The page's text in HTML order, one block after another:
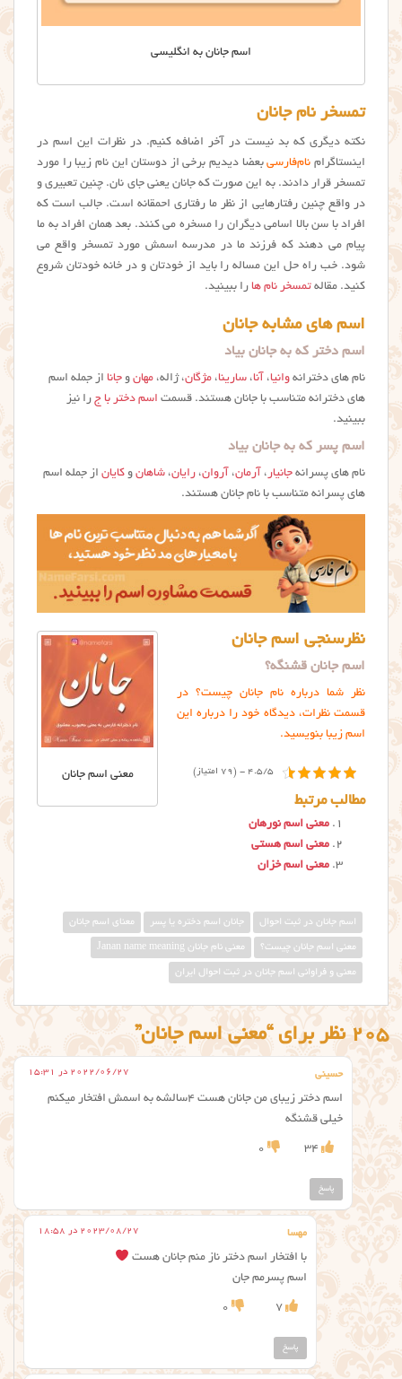
اسم جانان به انگلیسی
تمسخر نام جانان
نکته دیگری که بد نیست در آخر اضافه کنیم. در نظرات این اسم در
اینستاگرام نام‌فارسیبعضا دیدیم برخی از دوستان این نام زیبا را مورد
تمسخر قرار دادند. به این صورت که جانان یعنی جای نان. چنین تعبیری و
در واقع چنین رفتارهایی از نظر ما رفتاری احمقانه است. جالب است که
افراد با سن بالا اسامی دیگران را مسخره می کنند. بعد همان افراد به ما
پیام می دهند که فرزند ما در مدرسه اسمش مورد تمسخر واقع می
شود. خب راه حل این مساله را باید از خودتان و در خانه خودتان شروع
کنید. مقاله تمسخر نام ها را ببینید.
اسم های مشابه جانان
اسم دختر که به جانان بیاد
نام های دخترانه وانیا، آنا، سارینا، مژگان، ژاله، مهان و جانا از جمله اسم
های دخترانه متناسب با جانان هستند. قسمت اسم دختر با ج را نیز
ببینید.
اسم پسر که به جانان بیاد
نام های پسرانه جانیار ، آرمان، آروان، رایان، شاهان و کایان از جمله اسم
های پسرانه متناسب با نام جانان هستند.
معنی اسم جانان
نظرسنجی اسم جانان
اسم جانان قشنگه؟
نظر شما درباره نام جانان چیست؟ در
قسمت نظرات، دیدگاه خود را درباره این
اسم زیبا بنویسید.
4.5/5 - (79 امتیاز)
مطالب مرتبط
معنی اسم نورهان
معنی اسم هستی
معنی اسم خزان
اسم جانان در ثبت احوال جانان اسم دختره یا پسر معنای اسم جانان
معنی اسم جانان چیست؟ معنی نام جانان Janan name meaning
معنی و فراوانی اسم جانان در ثبت احوال ایران
205 نظر برای “معنی اسم جانان”
حسینی 2022/06/27 در 15:31
اسم دختر زیبای من جانان هست ۴سالشه به اسمش افتخار میکنم
خیلی قشنگه
34
0
پاسخ
مهسا 2023/08/27 در 18:58
با افتخار اسم دختر ناز منم جانان هست
اسم پسرمم جان
7
0
پاسخ